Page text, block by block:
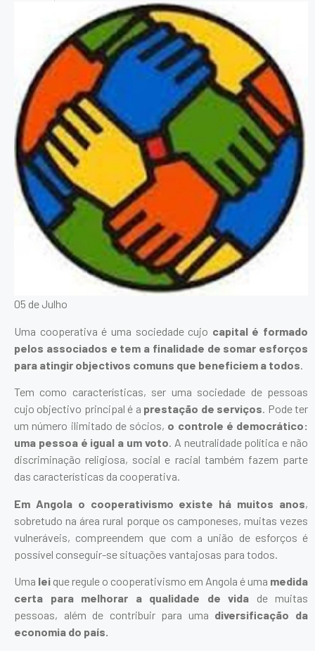
05 de Julho
Uma cooperativa é uma sociedade cujo capital é formado
pelos associados e tem a finalidade de somar esforços
para atingir objectivos comuns que beneficiem a todos.
Tem como características, ser uma sociedade de pessoas
cujo objectivo principal é a prestação de serviços. Pode ter
um número ilimitado de sócios, o controle é democrático:
uma pessoa é igual a um voto. A neutralidade política e não
discriminação religiosa, social e racial também fazem parte
das características da cooperativa.
Em Angola o cooperativismo existe há muitos anos,
sobretudo na área rural porque os camponeses, muitas vezes
vulneráveis, compreendem que com a união de esforços é
possível conseguir-se situações vantajosas para todos.
Uma lei que regule o cooperativismo em Angola é uma medida
certa para melhorar a qualidade de vida de muitas
pessoas, além de contribuir para uma diversificação da
economia do país.